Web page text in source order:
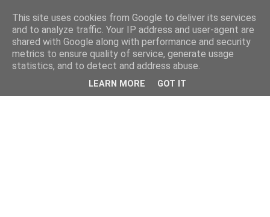
This site uses cookies from Google to deliver its services
and to analyze traffic. Your IP address and user-agent are
shared with Google along with performance and security
metrics to ensure quality of service, generate usage
statistics, and to detect and address abuse.
LEARN MORE GOT IT